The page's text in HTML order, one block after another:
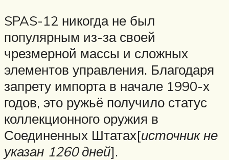
SPAS-12 никогда не был
популярным из-за своей
чрезмерной массы и сложных
элементов управления. Благодаря
запрету импорта в начале 1990-х
годов, это ружьё получило статус
коллекционного оружия в
Соединенных Штатах[источник не
указан 1260 дней].